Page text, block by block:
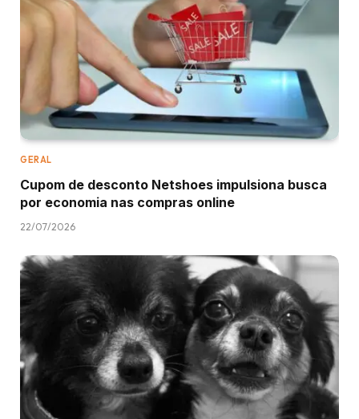
GERAL
Cupom de desconto Netshoes impulsiona busca
por economia nas compras online
22/07/2026